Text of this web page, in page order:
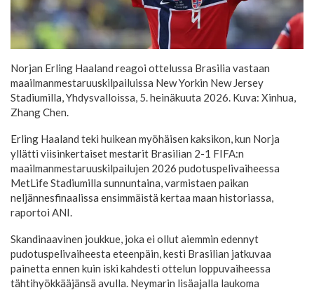
Norjan Erling Haaland reagoi ottelussa Brasilia vastaan
maailmanmestaruuskilpailuissa New Yorkin New Jersey
Stadiumilla, Yhdysvalloissa, 5. heinäkuuta 2026. Kuva: Xinhua,
Zhang Chen.
Erling Haaland teki huikean myöhäisen kaksikon, kun Norja
yllätti viisinkertaiset mestarit Brasilian 2-1 FIFA:n
maailmanmestaruuskilpailujen 2026 pudotuspelivaiheessa
MetLife Stadiumilla sunnuntaina, varmistaen paikan
neljännesfinaalissa ensimmäistä kertaa maan historiassa,
raportoi ANI.
Skandinaavinen joukkue, joka ei ollut aiemmin edennyt
pudotuspelivaiheesta eteenpäin, kesti Brasilian jatkuvaa
painetta ennen kuin iski kahdesti ottelun loppuvaiheessa
tähtihyökkääjänsä avulla. Neymarin lisäajalla laukoma